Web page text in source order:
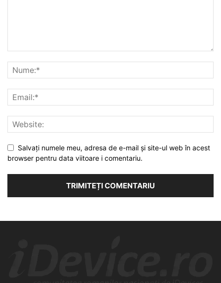
Salvați numele meu, adresa de e-mail și site-ul web în acest
browser pentru data viitoare i comentariu.